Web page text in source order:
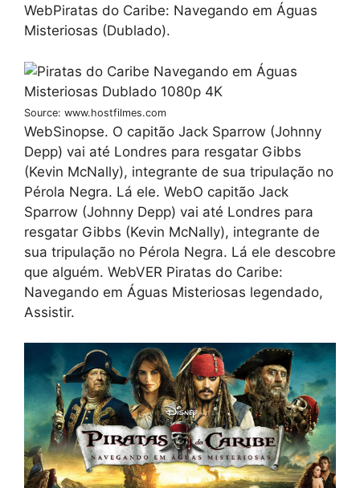
WebPiratas do Caribe: Navegando em Águas
Misteriosas (Dublado).
Source: www.hostfilmes.com
WebSinopse. O capitão Jack Sparrow (Johnny
Depp) vai até Londres para resgatar Gibbs
(Kevin McNally), integrante de sua tripulação no
Pérola Negra. Lá ele. WebO capitão Jack
Sparrow (Johnny Depp) vai até Londres para
resgatar Gibbs (Kevin McNally), integrante de
sua tripulação no Pérola Negra. Lá ele descobre
que alguém. WebVER Piratas do Caribe:
Navegando em Águas Misteriosas legendado,
Assistir.